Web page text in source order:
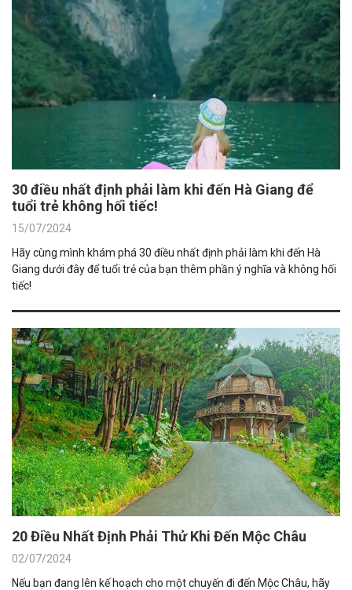
30 điều nhất định phải làm khi đến Hà Giang để
tuổi trẻ không hối tiếc!
15/07/2024
Hãy cùng mình khám phá 30 điều nhất định phải làm khi đến Hà
Giang dưới đây để tuổi trẻ của bạn thêm phần ý nghĩa và không hối
tiếc!
20 Điều Nhất Định Phải Thử Khi Đến Mộc Châu
02/07/2024
Nếu bạn đang lên kế hoạch cho một chuyến đi đến Mộc Châu, hãy